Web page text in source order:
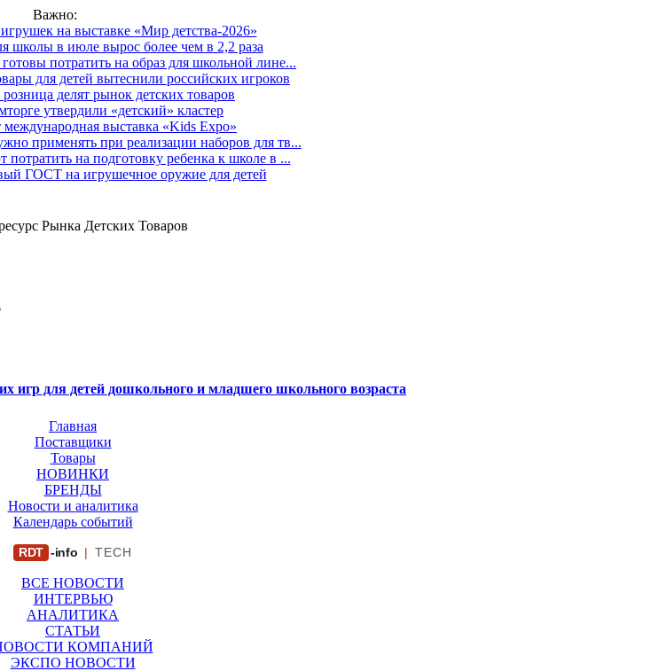
Важно:
на выставке «Мир детства-2026»
школы в июле вырос более чем в 2,2 раза
потратить на образ для школьной лине...
для детей вытеснили российских игроков
делят рынок детских товаров
утвердили «детский» кластер
выставка «Kids Expo»
применять при реализации наборов для тв...
на подготовку ребенка к школе в ...
ГОСТ на игрушечное оружие для детей
Рынка Детских Товаров
игр для детей дошкольного и младшего школьного возраста
Главная
Поставщики
Товары
НОВИНКИ
БРЕНДЫ
Новости и аналитика
Календарь событий
RDT -info | TECH
ВСЕ НОВОСТИ
ИНТЕРВЬЮ
АНАЛИТИКА
СТАТЬИ
КОМПАНИЙ
ЭКСПО НОВОСТИ